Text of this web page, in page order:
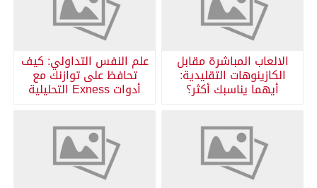
الالعاب المباشرة مقابل
الكازينوهات التقليدية:
أيهما يناسبك أكثر؟
علم النفس التداولي: كيف
تحافظ على توازنك مع
أدوات Exness التحليلية